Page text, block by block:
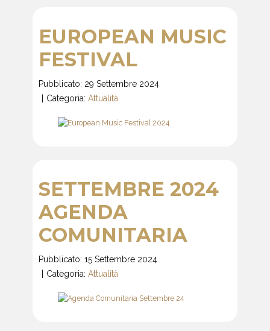
EUROPEAN MUSIC
FESTIVAL
Pubblicato: 29 Settembre 2024
Categoria: Attualità
SETTEMBRE 2024
AGENDA
COMUNITARIA
Pubblicato: 15 Settembre 2024
Categoria: Attualità